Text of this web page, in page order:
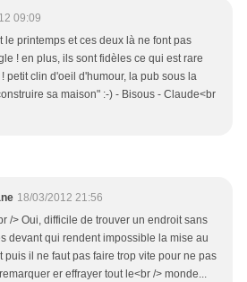
09:09
le printemps et ces deux là ne font pas
! en plus, ils sont fidèles ce qui est rare
petit clin d'oeil d'humour, la pub sous la
sa maison" :-) - Bisous - Claude<br
18/03/2012 21:56
/> Oui, difficile de trouver un endroit sans
devant qui rendent impossible la mise au
puis il ne faut pas faire trop vite pour ne pas
er effrayer tout le<br /> monde...